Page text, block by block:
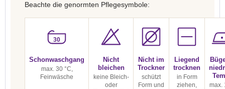
Beachte die genormten Pflegesymbole:
30
Schonwaschgang
max. 30 °C,
Feinwäsche
Nicht
bleichen
keine Bleich-
oder
Nicht im
Trockner
schützt
Form und
Liegend
trocknen
in Form
ziehen,
max.